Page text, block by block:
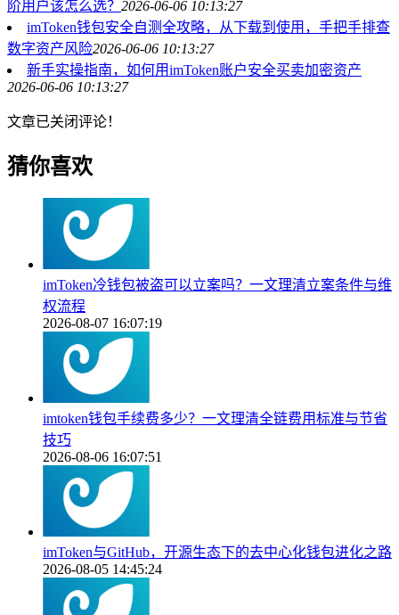
阶用户该怎么选？ 2026-06-06 10:13:27
imToken钱包安全自测全攻略，从下载到使用，手把手排查
数字资产风险2026-06-06 10:13:27
新手实操指南，如何用imToken账户安全买卖加密资产
2026-06-06 10:13:27
文章已关闭评论！
猜你喜欢
imToken冷钱包被盗可以立案吗？一文理清立案条件与维
权流程
2026-08-07 16:07:19
imtoken钱包手续费多少？一文理清全链费用标准与节省
技巧
2026-08-06 16:07:51
imToken与GitHub，开源生态下的去中心化钱包进化之路
2026-08-05 14:45:24